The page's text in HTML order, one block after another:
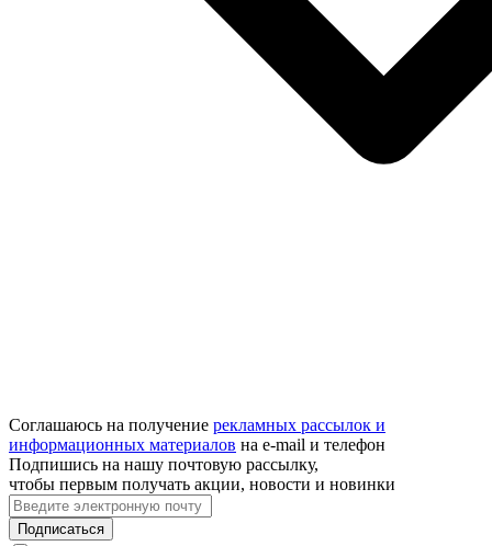
Соглашаюсь на получение рекламных рассылок и
информационных материалов на e‑mail и телефон
Подпишись на нашу почтовую рассылку,
чтобы первым получать акции, новости и новинки
Подписаться